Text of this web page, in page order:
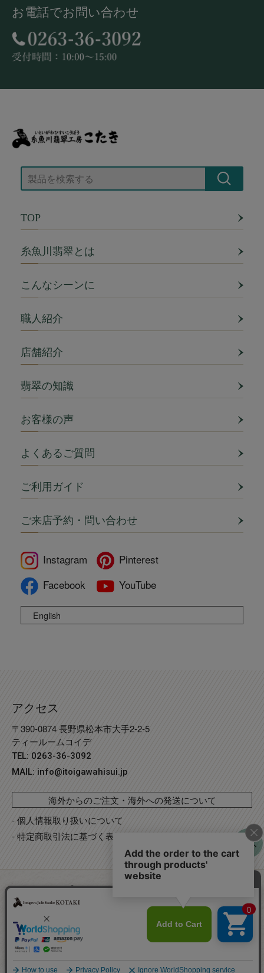
お電話でお問い合わせ
TOP
糸魚川翡翠とは
こんなシーンに
職人紹介
店舗紹介
翡翠の知識
お客様の声
よくあるご質問
ご利用ガイド
ご来店予約・問い合わせ
Instagram
Pinterest
Facebook
YouTube
English
アクセス
〒390-0874 長野県松本市大手2-2-5
ティールームコイデ
TEL: 0263-36-3092
MAIL: info@itoigawahisui.jp
海外からのご注文・海外への発送について
- 個人情報取り扱いについて
- 特定商取引法に基づく表記
Copyright©2023 糸魚川翡翠工房こたき